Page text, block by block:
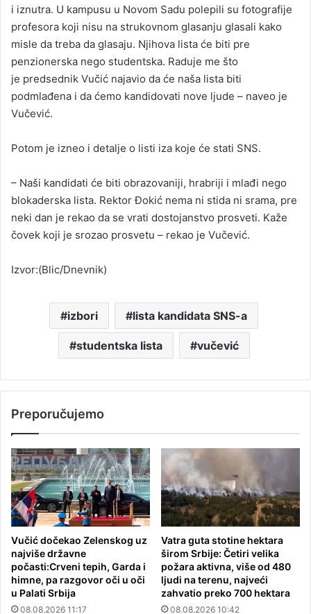
i iznutra. U kampusu u Novom Sadu polepili su fotografije
profesora koji nisu na strukovnom glasanju glasali kako
misle da treba da glasaju. Njihova lista će biti pre
penzionerska nego studentska. Raduje me što
je predsednik Vučić najavio da će naša lista biti
podmlađena i da ćemo kandidovati nove ljude – naveo je
Vučević.
Potom je izneo i detalje o listi iza koje će stati SNS.
– Naši kandidati će biti obrazovaniji, hrabriji i mlađi nego
blokaderska lista. Rektor Đokić nema ni stida ni srama, pre
neki dan je rekao da se vrati dostojanstvo prosveti. Kaže
čovek koji je srozao prosvetu – rekao je Vučević.
Izvor:(Blic/Dnevnik)
izbori lista kandidata SNS-a
studentska lista vučević
Preporučujemo
Vučić dočekao Zelenskog uz
najviše državne
počasti:Crveni tepih, Garda i
himne, pa razgovor oči u oči
u Palati Srbija
08.08.2026 11:17
Vatra guta stotine hektara
širom Srbije: Četiri velika
požara aktivna, više od 480
ljudi na terenu, najveći
zahvatio preko 700 hektara
08.08.2026 10:42